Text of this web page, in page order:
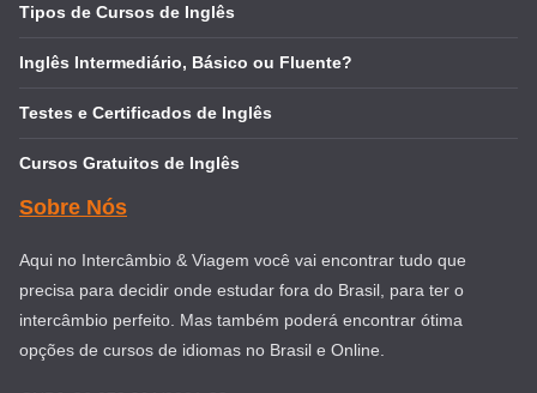
Tipos de Cursos de Inglês
Inglês Intermediário, Básico ou Fluente?
Testes e Certificados de Inglês
Cursos Gratuitos de Inglês
Sobre Nós
Aqui no Intercâmbio & Viagem você vai encontrar tudo que
precisa para decidir onde estudar fora do Brasil, para ter o
intercâmbio perfeito. Mas também poderá encontrar ótima
opções de cursos de idiomas no Brasil e Online.